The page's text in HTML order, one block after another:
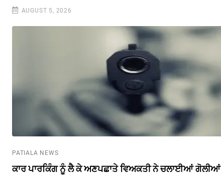
AUGUST 5, 2026
PATIALA NEWS
ਕਾਰ ਪਾਰਕਿੰਗ ਨੂੰ ਲੈ ਕੇ ਅਣਪਛਾਤੇ ਵਿਅਕਤੀ ਨੇ ਚਲਾਈਆਂ ਗੋਲੀਆਂ